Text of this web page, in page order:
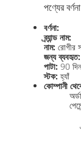
পণ্যের বর্ণনা
বর্ণনা:
ব্র্যান্ড নাম:
নাম: রোগীর
জন্য ব্যবহৃত:
পাটা: 90 দিন
স্টক: হ্যাঁ
কোম্পানী